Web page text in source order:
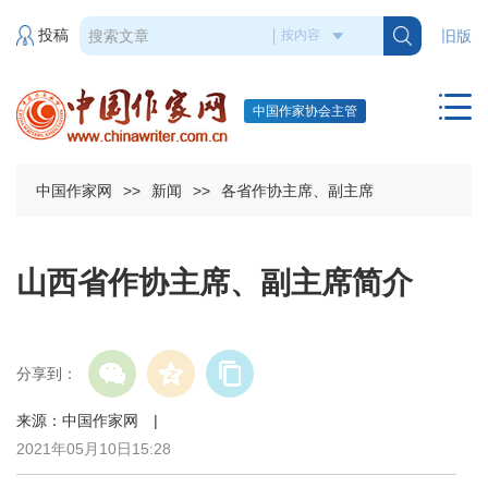
旧版
投稿
中国作家协会主管
中国作家网 >> 新闻 >> 各省作协主席、副主席
山西省作协主席、副主席简介
分享到：
来源：中国作家网 |
2021年05月10日15:28